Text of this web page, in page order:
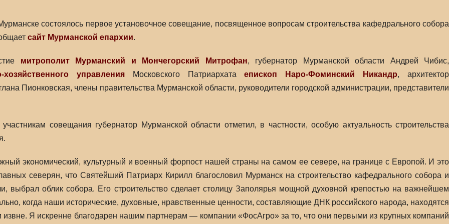
состоялось первое установочное совещание, посвященное вопросам строительства кафедрального собора
сайт Мурманской епархии.
митрополит Мурманский и Мончегорский Митрофан, губернатор Мурманской области Андрей Чибис,
хозяйственного управленияМосковского Патриархатаепископ Наро-Фоминский Никандр, архитектор
Пионковская, члены правительства Мурманской области, руководители городской администрации, представители
совещания губернатор Мурманской области отметил, в частности, особую актуальность строительства
экономический, культурный и военный форпост нашей страны на самом ее севере, на границе с Европой. И это
северян, что Святейший Патриарх Кирилл благословил Мурманск на строительство кафедрального собора и
выбрал облик собора. Его строительство сделает столицу Заполярья мощной духовной крепостью на важнейшем
когда наши исторические, духовные, нравственные ценности, составляющие ДНК российского народа, находятся
Я искренне благодарен нашим партнерам — компании «ФосАгро» за то, что они первыми из крупных компаний